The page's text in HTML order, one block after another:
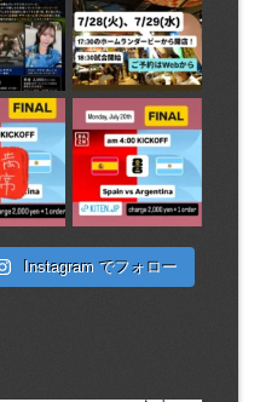
Instagram でフォロー